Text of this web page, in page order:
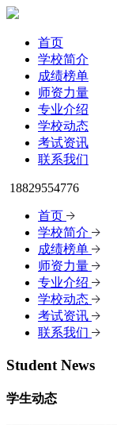
首页
学校简介
成绩榜单
师资力量
专业介绍
学校动态
考试资讯
联系我们
18829554776
首页
学校简介
成绩榜单
师资力量
专业介绍
学校动态
考试资讯
联系我们
Student News
学生动态